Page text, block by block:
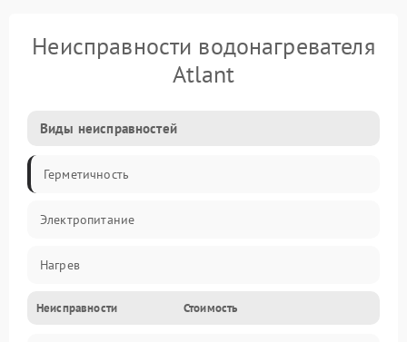
Неисправности водонагревателя
Atlant
Виды неисправностей
Герметичность
Электропитание
Нагрев
Датчики
Неисправности Стоимость